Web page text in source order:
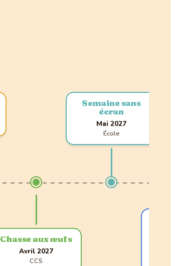
Chasse aux œufs
Avril 2027
CCS
Semaine sans
écran
Mai 2027
École